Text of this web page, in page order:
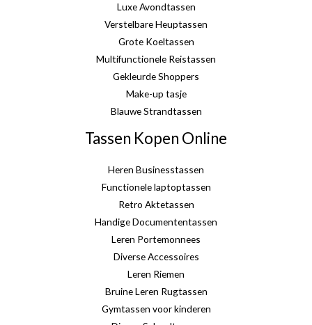
Luxe Avondtassen
Verstelbare Heuptassen
Grote Koeltassen
Multifunctionele Reistassen
Gekleurde Shoppers
Make-up tasje
Blauwe Strandtassen
Tassen Kopen Online
Heren Businesstassen
Functionele laptoptassen
Retro Aktetassen
Handige Documententassen
Leren Portemonnees
Diverse Accessoires
Leren Riemen
Bruine Leren Rugtassen
Gymtassen voor kinderen